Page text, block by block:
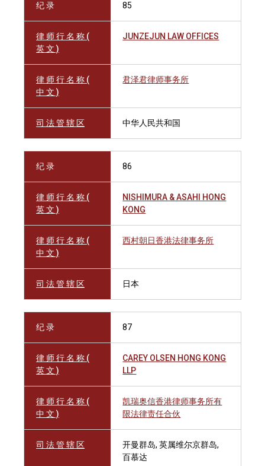
纪 录 85
律 师 行 名 称 (
英 文 )
JUNZEJUN LAW OFFICES
律 师 行 名 称 (
中 文 )
君泽君律师事务所
司 法 管 辖 区 中华人民共和国
纪 录 86
律 师 行 名 称 (
英 文 )
NISHIMURA & ASAHI HONG
KONG
律 师 行 名 称 (
中 文 )
西村朝日香港法律事务所
司 法 管 辖 区 日本
纪 录 87
律 师 行 名 称 (
英 文 )
CAREY OLSEN HONG KONG
LLP
律 师 行 名 称 (
中 文 )
凯瑞奥信香港律师事务所有
限法律责任合伙
司 法 管 辖 区
开曼群岛, 英属维尔京群岛,
百慕达